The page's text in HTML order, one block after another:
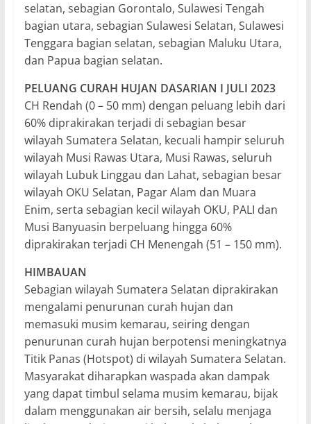
selatan, sebagian Gorontalo, Sulawesi Tengah
bagian utara, sebagian Sulawesi Selatan, Sulawesi
Tenggara bagian selatan, sebagian Maluku Utara,
dan Papua bagian selatan.
PELUANG CURAH HUJAN DASARIAN I JULI 2023
CH Rendah (0 – 50 mm) dengan peluang lebih dari
60% diprakirakan terjadi di sebagian besar
wilayah Sumatera Selatan, kecuali hampir seluruh
wilayah Musi Rawas Utara, Musi Rawas, seluruh
wilayah Lubuk Linggau dan Lahat, sebagian besar
wilayah OKU Selatan, Pagar Alam dan Muara
Enim, serta sebagian kecil wilayah OKU, PALI dan
Musi Banyuasin berpeluang hingga 60%
diprakirakan terjadi CH Menengah (51 – 150 mm).
HIMBAUAN
Sebagian wilayah Sumatera Selatan diprakirakan
mengalami penurunan curah hujan dan
memasuki musim kemarau, seiring dengan
penurunan curah hujan berpotensi meningkatnya
Titik Panas (Hotspot) di wilayah Sumatera Selatan.
Masyarakat diharapkan waspada akan dampak
yang dapat timbul selama musim kemarau, bijak
dalam menggunakan air bersih, selalu menjaga